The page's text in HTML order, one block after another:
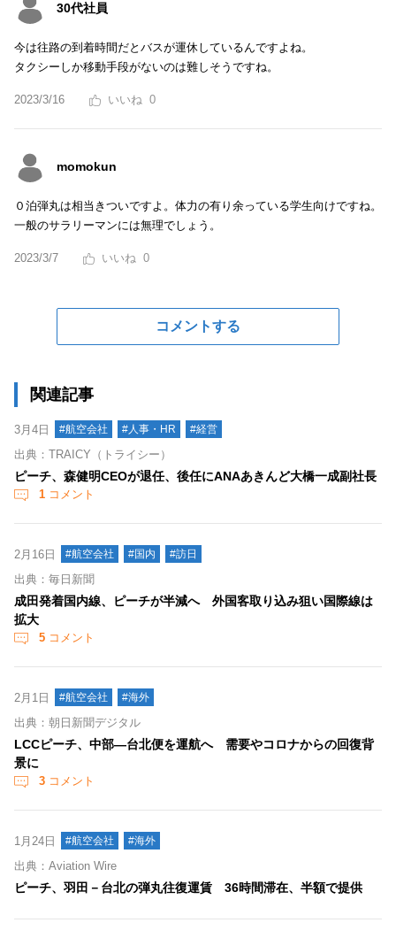
30代社員
今は往路の到着時間だとバスが運休しているんですよね。
タクシーしか移動手段がないのは難しそうですね。
2023/3/16 0
momokun
０泊弾丸は相当きついですよ。体力の有り余っている学生向けですね。
一般のサラリーマンには無理でしょう。
2023/3/7 0
コメントする
関連記事
3月4日 #航空会社 #人事・HR #経営
出典：TRAICY（トライシー）
ピーチ、森健明CEOが退任、後任にANAあきんど大橋一成副社長
1 コメント
2月16日 #航空会社 #国内 #訪日
出典：毎日新聞
成田発着国内線、ピーチが半減へ 外国客取り込み狙い国際線は
拡大
5 コメント
2月1日 #航空会社 #海外
出典：朝日新聞デジタル
LCCピーチ、中部―台北便を運航へ 需要やコロナからの回復背
景に
3 コメント
1月24日 #航空会社 #海外
出典：Aviation Wire
ピーチ、羽田－台北の弾丸往復運賃 36時間滞在、半額で提供